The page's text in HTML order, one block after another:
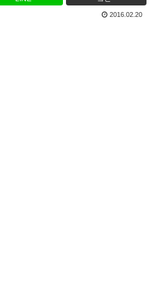
2016.02.20